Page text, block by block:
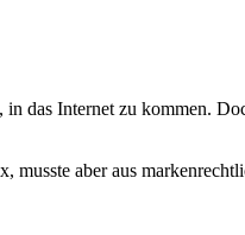
das Internet zu kommen.
aber aus